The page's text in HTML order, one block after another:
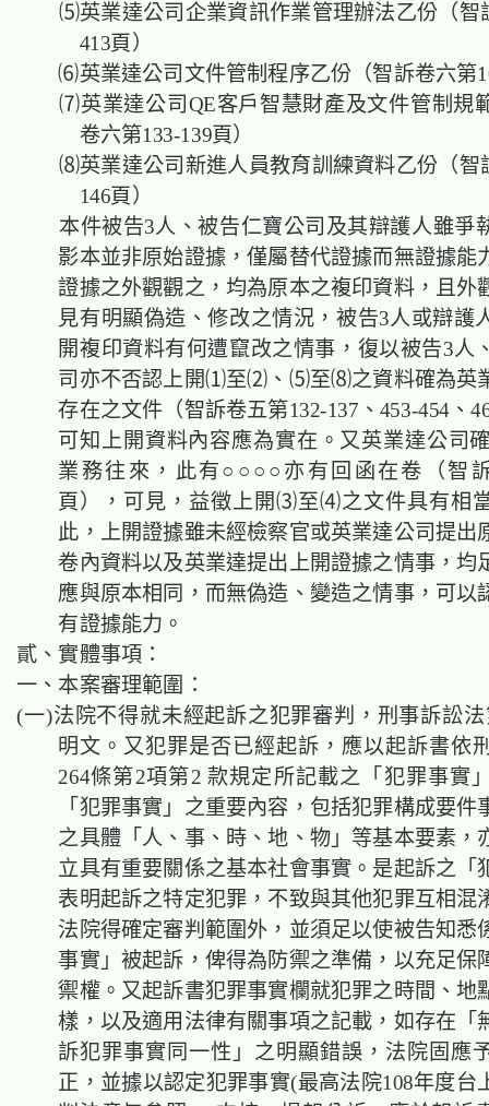
⑸英業達公司企業資訊作業管理辦法乙份（智
413頁）
⑹英業達公司文件管制程序乙份（智訴卷六第
⑺英業達公司QE客戶智慧財產及文件管制規
卷六第133-139頁）
⑻英業達公司新進人員教育訓練資料乙份（智
146頁）
本件被告3人、被告仁寶公司及其辯護人雖爭
影本並非原始證據，僅屬替代證據而無證據能
證據之外觀觀之，均為原本之複印資料，且外
見有明顯偽造、修改之情況，被告3人或辯護
開複印資料有何遭竄改之情事，復以被告3人
司亦不否認上開⑴至⑵、⑸至⑻之資料確為英
存在之文件（智訴卷五第132-137、453-454、
可知上開資料內容應為實在。又英業達公司
業務往來，此有○○○○亦有回函在卷（智
頁），可見，益徵上開⑶至⑷之文件具有相
此，上開證據雖未經檢察官或英業達公司提出
卷內資料以及英業達提出上開證據之情事，均
應與原本相同，而無偽造、變造之情事，可以
有證據能力。
貳、實體事項：
一、本案審理範圍：
(一)法院不得就未經起訴之犯罪審判，刑事訴訟法
明文。又犯罪是否已經起訴，應以起訴書依
264條第2項第2 款規定所記載之「犯罪事實
「犯罪事實」之重要內容，包括犯罪構成要件
之具體「人、事、時、地、物」等基本要素，
立具有重要關係之基本社會事實。是起訴之「
表明起訴之特定犯罪，不致與其他犯罪互相混
法院得確定審判範圍外，並須足以使被告知悉
事實」被起訴，俾得為防禦之準備，以充足保
禦權。又起訴書犯罪事實欄就犯罪之時間、地
樣，以及適用法律有關事項之記載，如存在「
訴犯罪事實同一性」之明顯錯誤，法院固應
正，並據以認定犯罪事實(最高法院108年度台